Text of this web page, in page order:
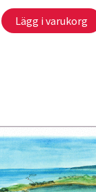
Lägg i varukorg